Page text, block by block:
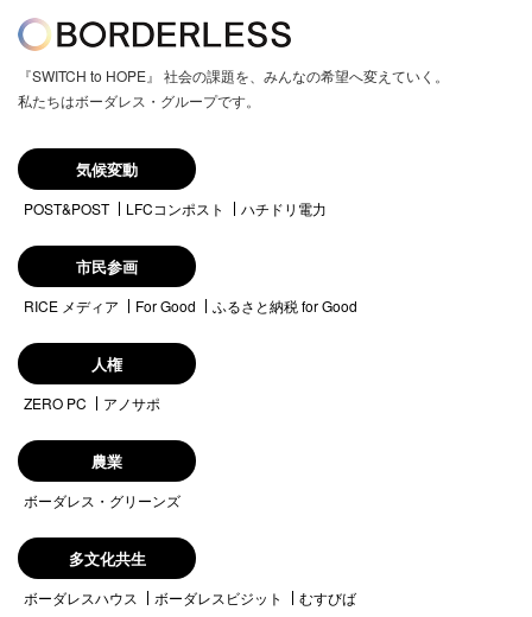
『SWITCH to HOPE』 社会の課題を、みんなの希望へ変えていく。
私たちはボーダレス・グループです。
気候変動
POST&POST LFCコンポスト ハチドリ電力
市民参画
RICE メディア For Good ふるさと納税 for Good
人権
ZERO PC アノサポ
農業
ボーダレス・グリーンズ
多文化共生
ボーダレスハウス ボーダレスビジット むすびば